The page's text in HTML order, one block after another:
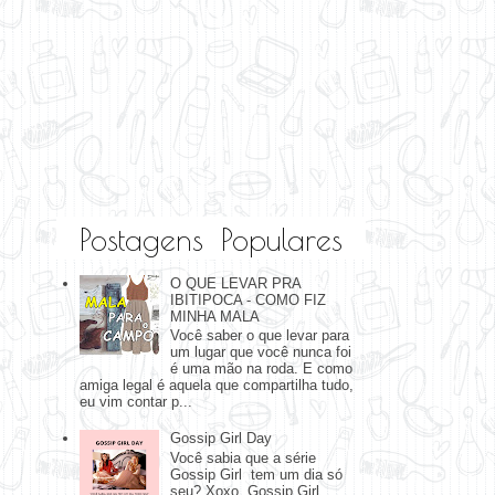
Postagens Populares
O QUE LEVAR PRA
IBITIPOCA - COMO FIZ
MINHA MALA
Você saber o que levar para
um lugar que você nunca foi
é uma mão na roda. E como
amiga legal é aquela que compartilha tudo,
eu vim contar p...
Gossip Girl Day
Você sabia que a série
Gossip Girl tem um dia só
seu? Xoxo, Gossip Girl